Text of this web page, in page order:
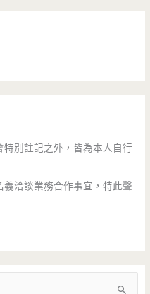
別註記之外，皆為本人自行
洽談業務合作事宜，特此聲